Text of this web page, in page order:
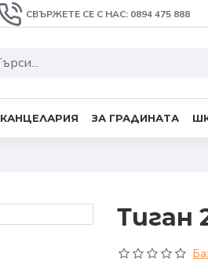
СВЪРЖЕТЕ СЕ С НАС: 0894 475 888
КАНЦЕЛАРИЯ ЗА ГРАДИНАТА
Тиган